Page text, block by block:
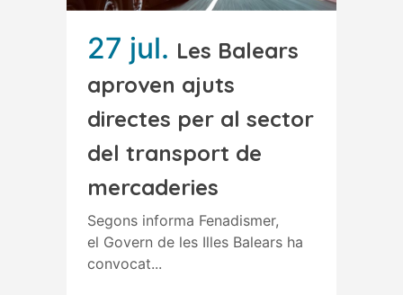
27 jul. Les Balears
aproven ajuts
directes per al sector
del transport de
mercaderies
Segons informa Fenadismer,
el Govern de les Illes Balears ha
convocat...